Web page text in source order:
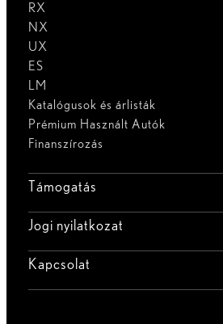
RX
NX
UX
ES
LM
Katalógusok és árlisták
Prémium Használt Autók
Finanszírozás
Támogatás
Jogi nyilatkozat
Kapcsolat